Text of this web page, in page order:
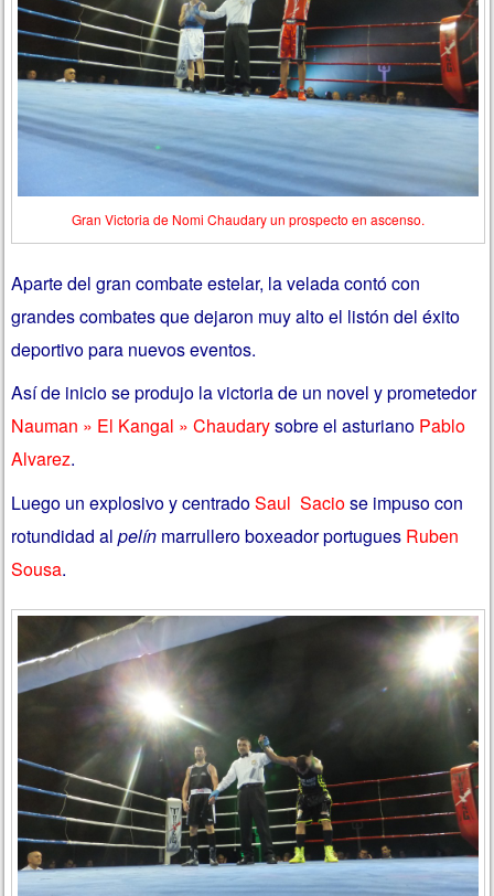
Gran Victoria de Nomi Chaudary un prospecto en ascenso.
Aparte del gran combate estelar, la velada contó con
grandes combates que dejaron muy alto el listón del éxito
deportivo para nuevos eventos.
Así de inicio se produjo la victoria de un novel y prometedor
Nauman » El Kangal » Chaudarysobre el asturiano Pablo
Alvarez.
Luego un explosivo y centradoSaul Saciose impuso con
rotundidad alpelín marrullero boxeador portugues Ruben
Sousa.